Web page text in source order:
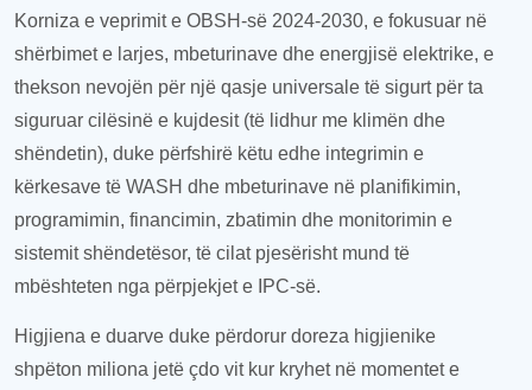
Korniza e veprimit e OBSH-së 2024-2030, e fokusuar në
shërbimet e larjes, mbeturinave dhe energjisë elektrike, e
thekson nevojën për një qasje universale të sigurt për ta
siguruar cilësinë e kujdesit (të lidhur me klimën dhe
shëndetin), duke përfshirë këtu edhe integrimin e
kërkesave të WASH dhe mbeturinave në planifikimin,
programimin, financimin, zbatimin dhe monitorimin e
sistemit shëndetësor, të cilat pjesërisht mund të
mbështeten nga përpjekjet e IPC-së.
Higjiena e duarve duke përdorur doreza higjienike
shpëton miliona jetë çdo vit kur kryhet në momentet e